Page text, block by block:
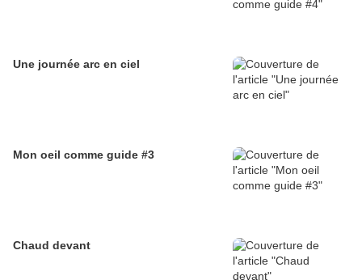
Une journée arc en ciel
Mon oeil comme guide #3
Chaud devant